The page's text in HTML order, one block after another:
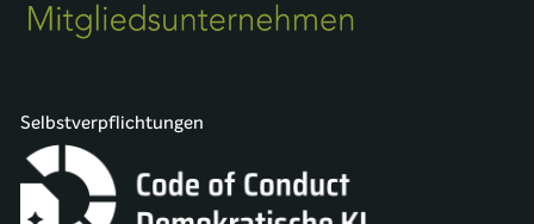
Selbstverpflichtungen